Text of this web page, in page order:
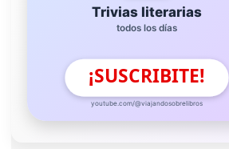
Trivias literarias
todos los días
¡SUSCRIBITE!
youtube.com/@viajandosobrelibros